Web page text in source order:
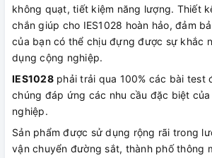
không quạt, tiết kiệm năng lượng. Thiết
chắn giúp cho IES1028 hoàn hảo, đảm
của bạn có thể chịu đựng được sự khắc
dụng cộng nghiệp.
IES1028phải trải qua 100% các bài test
chúng đáp ứng các nhu cầu đặc biệt
nghiệp.
Sản phẩm được sử dụng rộng rãi trong
vận chuyển đường sắt, thành phố thông